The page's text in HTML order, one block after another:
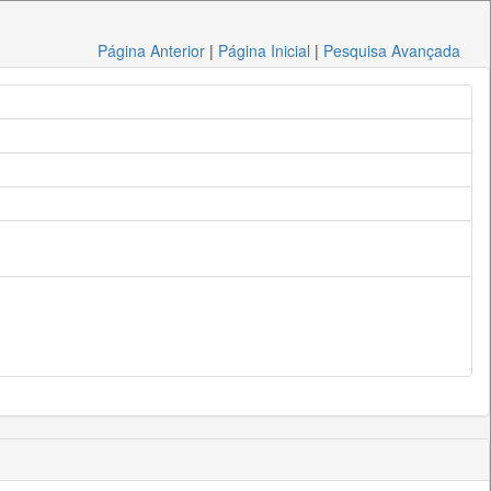
Página Anterior | Página Inicial | Pesquisa Avançada